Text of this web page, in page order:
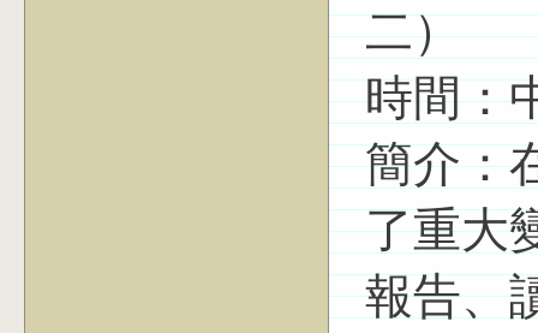
二）
時間：
簡介：
了重大
報告、